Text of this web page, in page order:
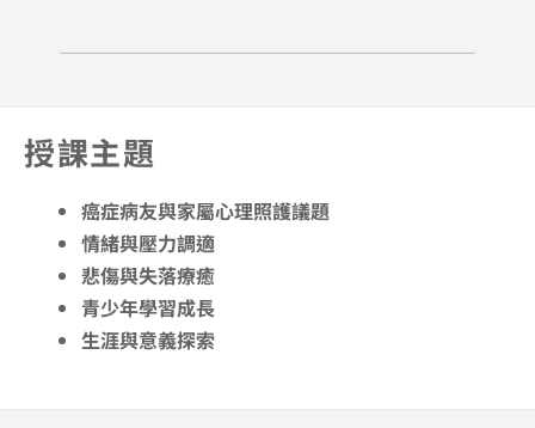
授課主題
癌症病友與家屬心理照護議題
情緒與壓力調適
悲傷與失落療癒
青少年學習成長
生涯與意義探索